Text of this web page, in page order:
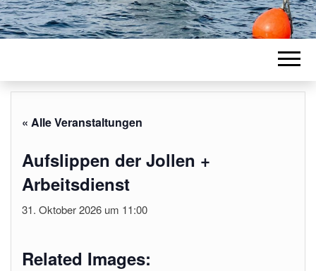
« Alle Veranstaltungen
Aufslippen der Jollen +
Arbeitsdienst
31. Oktober 2026 um 11:00
Related Images: